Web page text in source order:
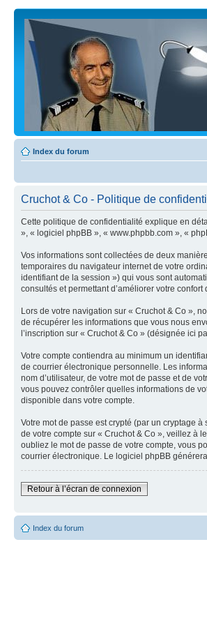
Index du forum
Cruchot & Co - Politique de
Cette politique de confidentialité explique en
», « logiciel phpBB », « www.phpbb.com », «
Vos informations sont collectées de deux
temporaires du navigateur internet de votre
identifiant de la session ») qui vous sont
consultés et permettant d’améliorer votre
Lors de votre navigation sur « Cruchot & Co »,
de récupérer les informations que vous nous
l’inscription sur « Cruchot & Co » (désignée ici
Votre compte contiendra au minimum un
de courrier électronique personnelle. Les
nom d’utilisateur, de votre mot de passe et de
vous pouvez contrôler quelles informations de
disponible dans votre compte.
Votre mot de passe est crypté (par un cryptage
de votre compte sur « Cruchot & Co », veillez à
oubliez le mot de passe de votre compte, vous
courrier électronique. Le logiciel phpBB
Retour à l’écran de connexion
Index du forum